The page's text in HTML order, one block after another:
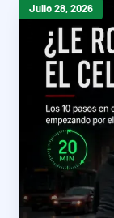
Julio 28, 2026